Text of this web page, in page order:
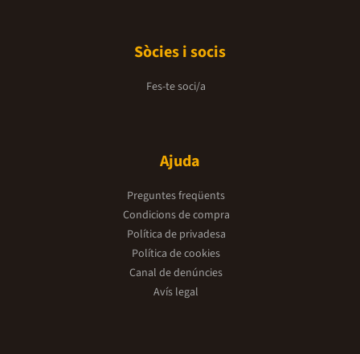
Sòcies i socis
Fes-te soci/a
Ajuda
Preguntes freqüents
Condicions de compra
Política de privadesa
Política de cookies
Canal de denúncies
Avís legal